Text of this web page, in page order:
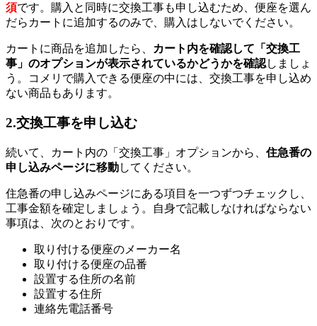
須です。購入と同時に交換工事も申し込むため、便座を選ん
だらカートに追加するのみで、購入はしないでください。
カートに商品を追加したら、
カート内を確認して「交換工
事」のオプションが表示されているかどうかを確認しましょ
う。コメリで購入できる便座の中には、交換工事を申し込め
ない商品もあります。
2.交換工事を申し込む
続いて、カート内の「交換工事」オプションから、 住急番の
申し込みページに移動してください。
住急番の申し込みページにある項目を一つずつチェックし、
工事金額を確定しましょう。自身で記載しなければならない
事項は、次のとおりです。
取り付ける便座のメーカー名
取り付ける便座の品番
設置する住所の名前
設置する住所
連絡先電話番号